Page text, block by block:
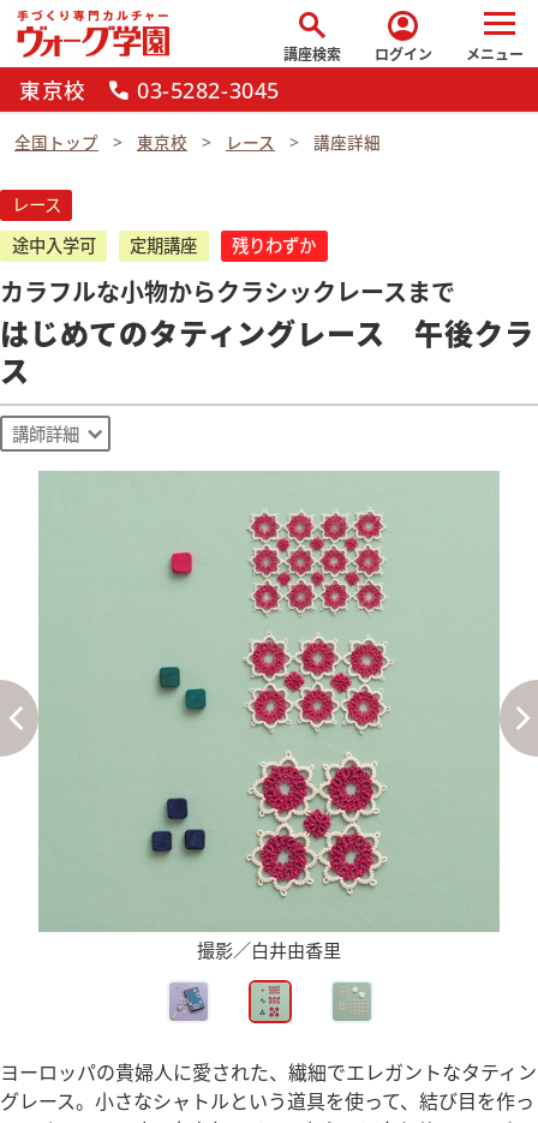
search
講座検索
account_circle
ログイン メニュー
東京校 call 03-5282-3045
全国トップ 東京校 レース 講座詳細
レース
途中入学可
定期講座 残りわずか
カラフルな小物からクラシックレースまで
はじめてのタティングレース 午後クラ
ス
講師詳細
撮影／白井由香里
ヨーロッパの貴婦人に愛された、繊細でエレガントなタティン
グレース。小さなシャトルという道具を使って、結び目を作っ